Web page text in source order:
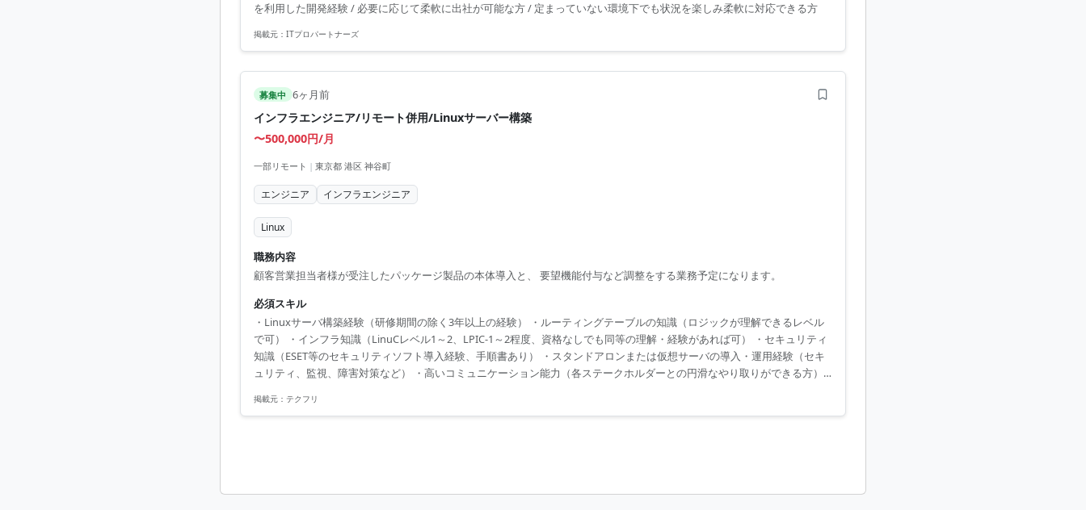
を利用した開発経験 / 必要に応じて柔軟に出社が可能な方 / 定まっていない環境下でも状況を楽しみ柔軟に対応できる方
掲載元： ITプロパートナーズ
募集中 6ヶ月前
インフラエンジニア/リモート併用/Linuxサーバー構築
〜500,000円/月
一部リモート | 東京都 港区 神谷町
エンジニア インフラエンジニア
Linux
職務内容
顧客営業担当者様が受注したパッケージ製品の本体導入と、 要望機能付与など調整をする業務予定になります。
必須スキル
・Linuxサーバ構築経験（研修期間の除く3年以上の経験） ・ルーティングテーブルの知識（ロジックが理解できるレベル
で可） ・インフラ知識（LinuCレベル1～2、LPIC-1～2程度、資格なしでも同等の理解・経験があれば可） ・セキュリティ
知識（ESET等のセキュリティソフト導入経験、手順書あり） ・スタンドアロンまたは仮想サーバの導入・運用経験（セキ
ュリティ、監視、障害対策など） ・高いコミュニケーション能力（各ステークホルダーとの円滑なやり取りができる方）
掲載元： テクフリ